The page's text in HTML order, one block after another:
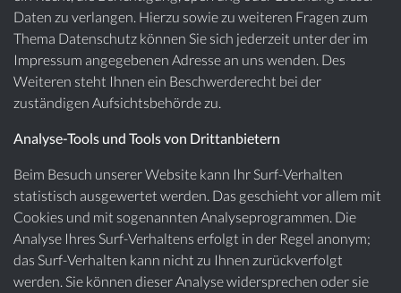
Daten zu verlangen. Hierzu sowie zu weiteren Fragen zum
Thema Datenschutz können Sie sich jederzeit unter der im
Impressum angegebenen Adresse an uns wenden. Des
Weiteren steht Ihnen ein Beschwerderecht bei der
zuständigen Aufsichtsbehörde zu.
Analyse-Tools und Tools von Drittanbietern
Beim Besuch unserer Website kann Ihr Surf-Verhalten
statistisch ausgewertet werden. Das geschieht vor allem mit
Cookies und mit sogenannten Analyseprogrammen. Die
Analyse Ihres Surf-Verhaltens erfolgt in der Regel anonym;
das Surf-Verhalten kann nicht zu Ihnen zurückverfolgt
werden. Sie können dieser Analyse widersprechen oder sie